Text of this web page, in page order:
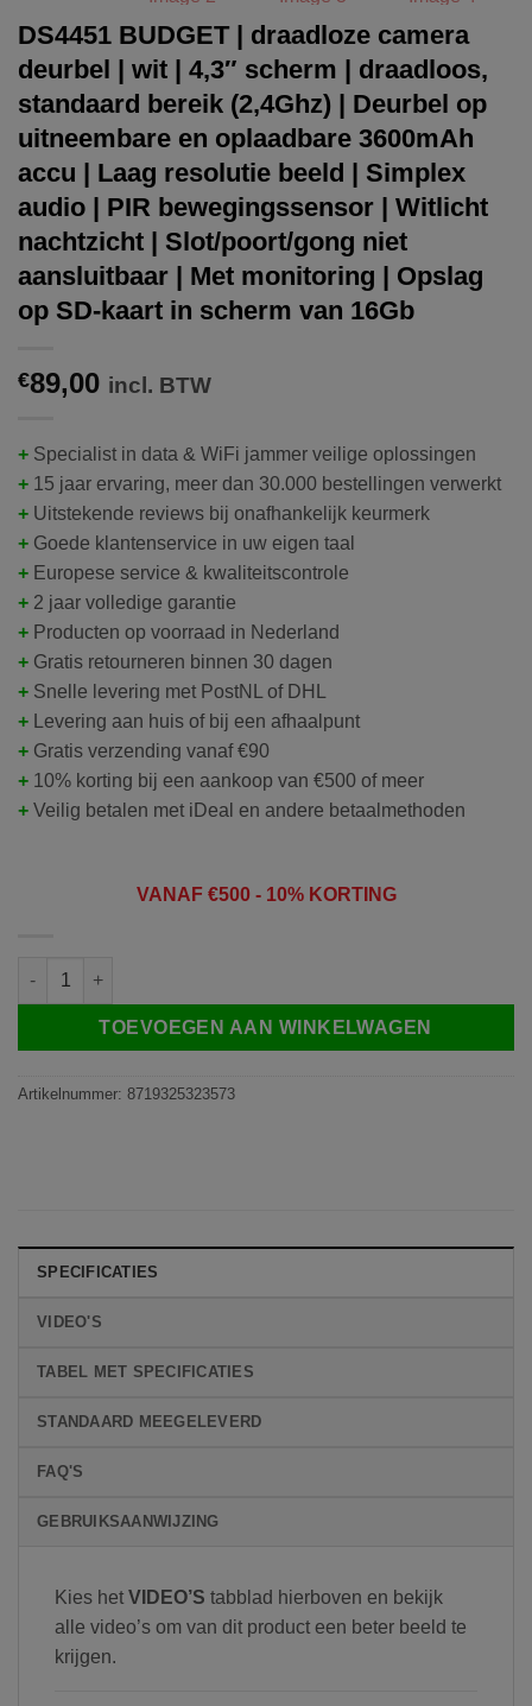
DS4451 BUDGET | draadloze camera
deurbel | wit | 4,3″ scherm | draadloos,
standaard bereik (2,4Ghz) | Deurbel op
uitneembare en oplaadbare 3600mAh
accu | Laag resolutie beeld | Simplex
audio | PIR bewegingssensor | Witlicht
nachtzicht | Slot/poort/gong niet
aansluitbaar | Met monitoring | Opslag
op SD-kaart in scherm van 16Gb
€89,00 incl. BTW
+ Specialist in data & WiFi jammer veilige oplossingen
+ 15 jaar ervaring, meer dan 30.000 bestellingen verwerkt
+ Uitstekende reviews bij onafhankelijk keurmerk
+ Goede klantenservice in uw eigen taal
+ Europese service & kwaliteitscontrole
+ 2 jaar volledige garantie
+ Producten op voorraad in Nederland
+ Gratis retourneren binnen 30 dagen
+ Snelle levering met PostNL of DHL
+
Levering aan huis of bij een afhaalpunt
+ Gratis verzending vanaf €90
+ 10% korting bij een aankoop van €500 of meer
+ Veilig betalen met iDeal en andere betaalmethoden
VANAF €500 - 10% KORTING
DS4451 BUDGET | draadloze camera deurbel | wit | 4,3″
TOEVOEGEN AAN WINKELWAGEN
Artikelnummer: 8719325323573
SPECIFICATIES
VIDEO'S
TABEL MET SPECIFICATIES
STANDAARD MEEGELEVERD
FAQ'S
GEBRUIKSAANWIJZING
Kies het VIDEO’S tabblad hierboven en bekijk
alle video’s om van dit product een beter beeld te
krijgen.